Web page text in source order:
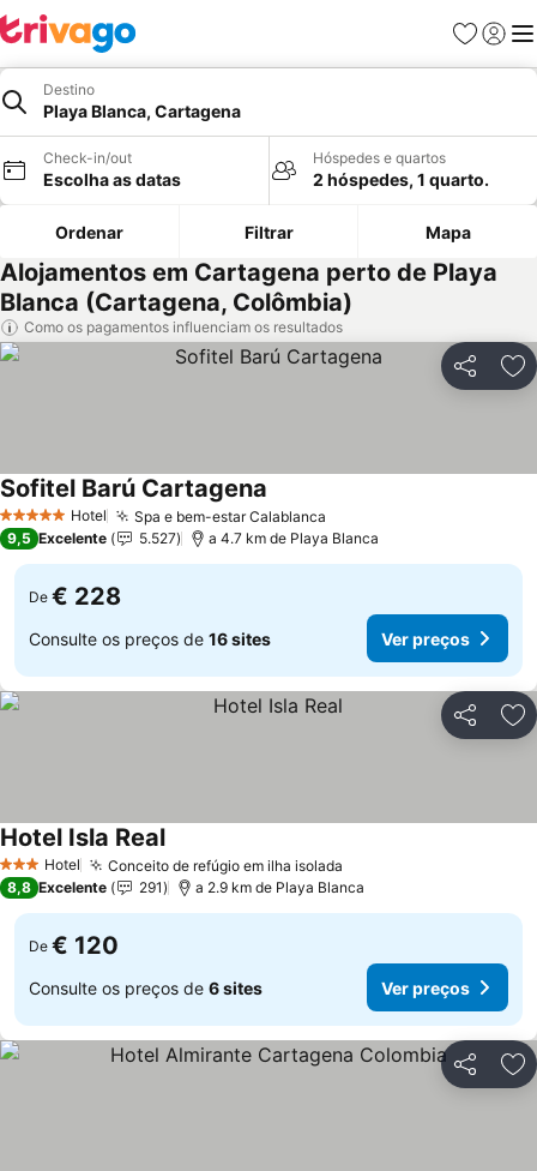
Favoritos
Iniciar
Destino
Playa Blanca, Cartagena
Check-in/out
Escolha as datas
Hóspedes e quartos
2 hóspedes, 1 quarto.
Ordenar Filtrar Mapa
Alojamentos em Cartagena perto de Playa
Blanca (Cartagena, Colômbia)
Como os pagamentos influenciam os resultados
Partilhar
5 Estrelas Hotel Spa e bem-estar Calablanca
Sofitel Barú Cartagena
9,5 Excelente 5.527 a 4.7 km de Playa Blanca
De € 228
Consulte os preços de 16 sites Ver preços
Partilhar
3 EstrelasHotel Conceito de refúgio em ilha isolada
Hotel Isla Real
8,8 Excelente 291 a 2.9 km de Playa Blanca
De € 120
Consulte os preços de 6 sites Ver preços
Partilhar